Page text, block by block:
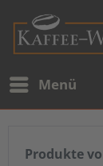
Menü
Produkte